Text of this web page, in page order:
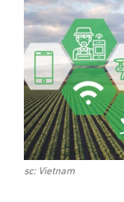
sc: Vietnam